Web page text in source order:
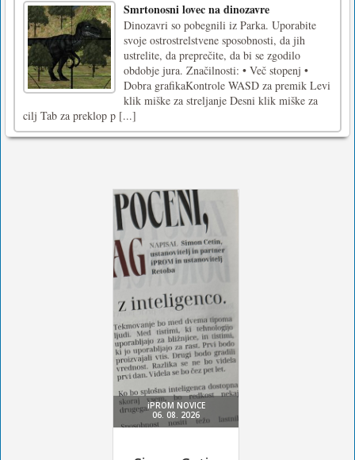
Smrtonosni lovec na dinozavre
Dinozavri so pobegnili iz Parka. Uporabite
svoje ostrostrelstvene sposobnosti, da jih
ustrelite, da preprečite, da bi se zgodilo
obdobje jura. Značilnosti: • Več stopenj •
Dobra grafikaKontrole WASD za premik Levi
klik miške za streljanje Desni klik miške za
cilj Tab za preklop p [...]